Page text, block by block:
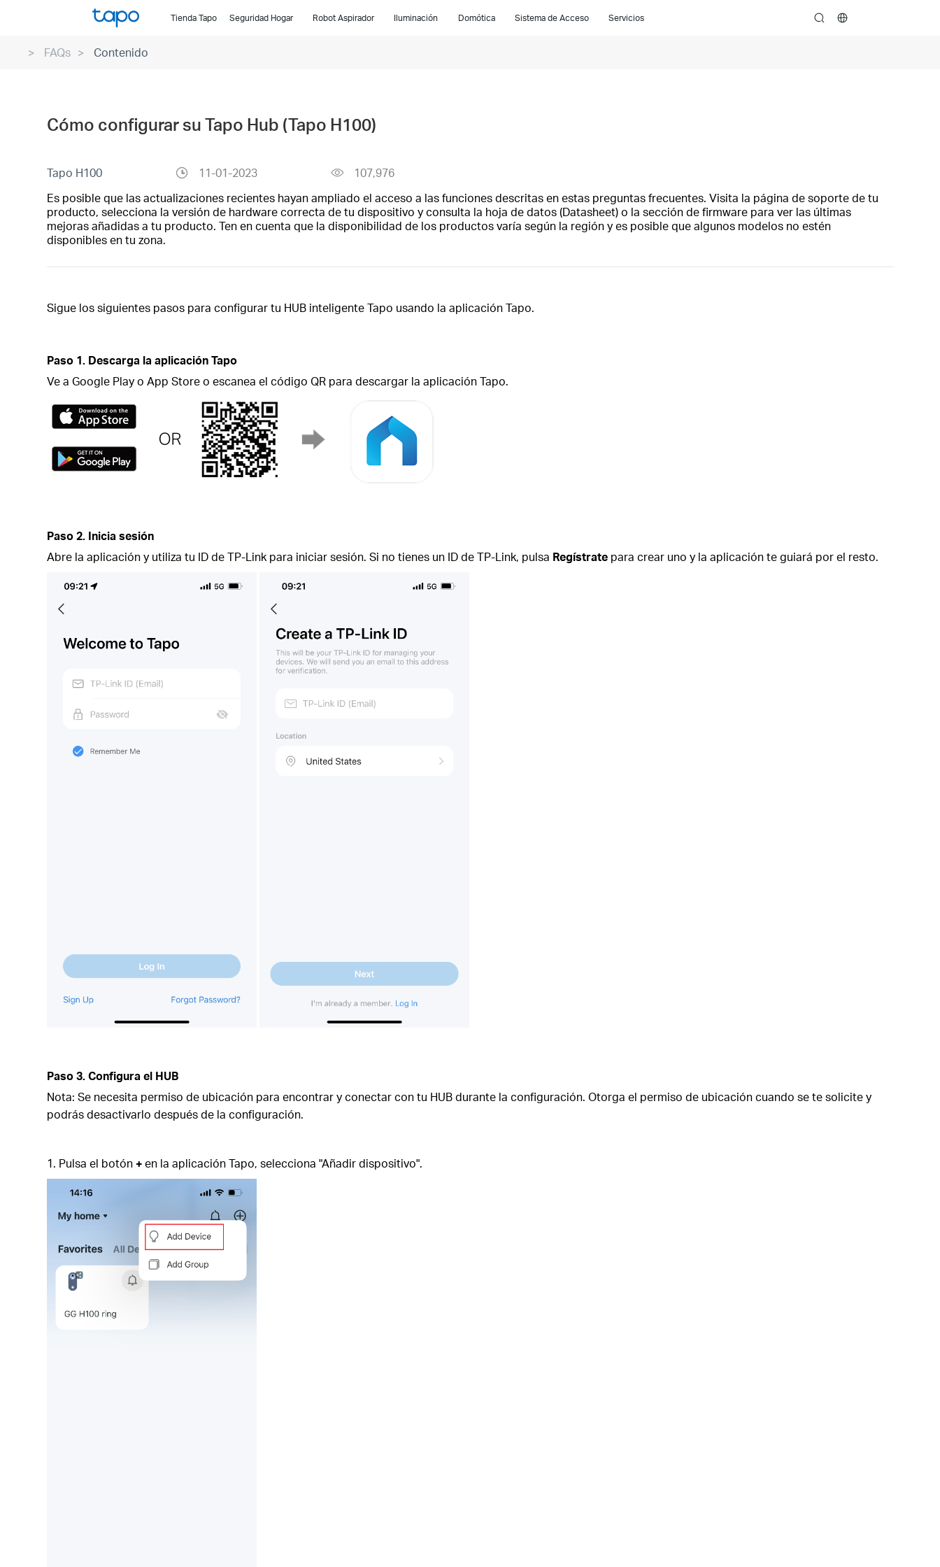
Tienda Tapo Seguridad Hogar Robot Aspirador Iluminación Domótica Sistema de Acceso Servicios search
FAQs Contenido
Cómo configurar su Tapo Hub (Tapo H100)
Tapo H100 11-01-2023
107,976
Es posible que las actualizaciones recientes hayan ampliado el acceso a las funciones descritas en estas preguntas frecuentes. Visita la página de soporte de tu
producto, selecciona la versión de hardware correcta de tu dispositivo y consulta la hoja de datos (Datasheet) o la sección de firmware para ver las últimas
mejoras añadidas a tu producto. Ten en cuenta que la disponibilidad de los productos varía según la región y es posible que algunos modelos no estén
disponibles en tu zona.
Sigue los siguientes pasos para configurar tu HUB inteligente Tapo usando la aplicación Tapo.
Paso 1. Descarga la aplicación Tapo
Ve a Google Play o App Store o escanea el código QR para descargar la aplicación Tapo.
Paso 2. Inicia sesión
Abre la aplicación y utiliza tu ID de TP-Link para iniciar sesión. Si no tienes un ID de TP-Link, pulsa Regístrate para crear uno y la aplicación te guiará por el resto.
Paso 3. Configura el HUB
Nota: Se necesita permiso de ubicación para encontrar y conectar con tu HUB durante la configuración. Otorga el permiso de ubicación cuando se te solicite y
podrás desactivarlo después de la configuración.
1. Pulsa el botón +en la aplicación Tapo, selecciona "Añadir dispositivo".